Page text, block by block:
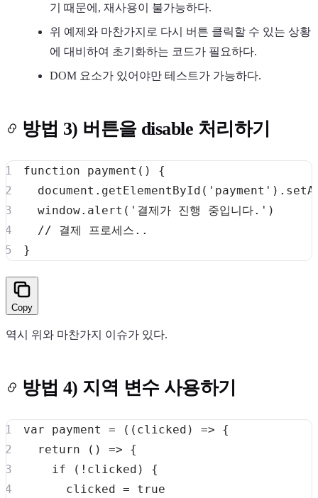
기 때문에, 재사용이 불가능하다.
위 예제와 마찬가지로 다시 버튼 클릭할 수 있는 상황
에 대비하여 초기화하는 코드가 필요하다.
DOM 요소가 있어야만 테스트가 가능하다.
방법 3) 버튼을 disable 처리하기
function payment ( )
{
document . getElementById ( 'payment' ) .
window. alert ( '결제가 진행 중입니다.' )
// 결제 프로세스..
}
Copy
역시 위와 마찬가지 이슈가 있다.
방법 4) 지역 변수 사용하기
var payment = ( ( clicked ) =>
{
return
( ) =>
{
if
( ! clicked )
{
      clicked
= true